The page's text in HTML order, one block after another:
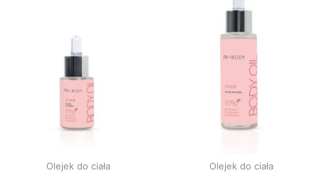
Olejek do ciała Olejek do ciała